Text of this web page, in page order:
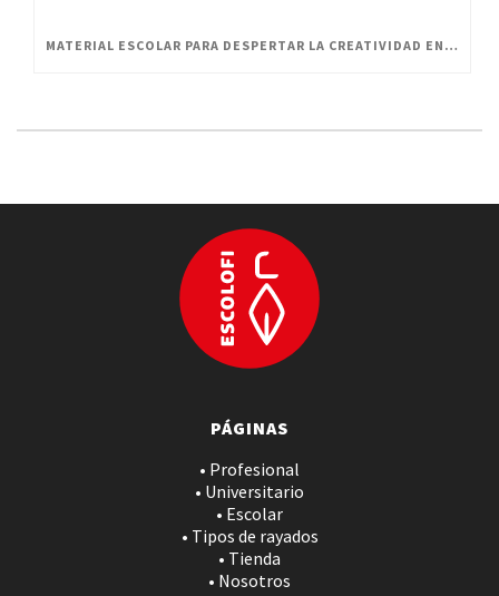
MATERIAL ESCOLAR PARA DESPERTAR LA CREATIVIDAD EN PEQUEÑOS ARTISTAS
PÁGINAS
• Profesional
• Universitario
• Escolar
• Tipos de rayados
• Tienda
• Nosotros